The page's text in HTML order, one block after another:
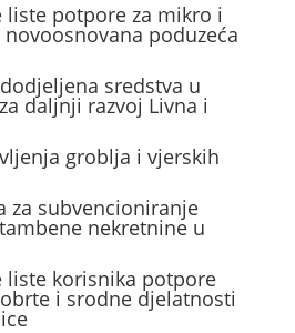
liste potpore za mikro i
poduzeća
sredstva u
daljnji razvoj Livna i
groblja i vjerskih
za subvencioniranje
nekretnine u
liste korisnika potpore
i srodne djelatnosti